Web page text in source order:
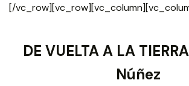
[/
DE VUELTA A LA
Núñez